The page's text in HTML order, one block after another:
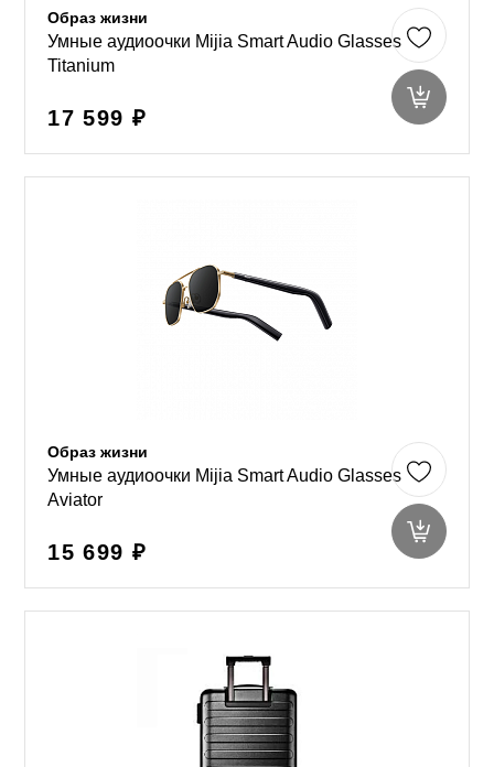
Образ жизни
Умные аудиоочки Mijia Smart Audio Glasses
Titanium
17 599 ₽
Образ жизни
Умные аудиоочки Mijia Smart Audio Glasses
Aviator
15 699 ₽